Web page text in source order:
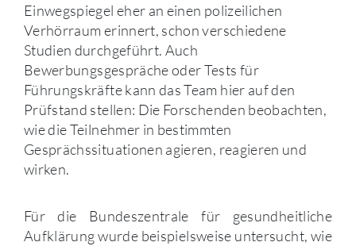
Einwegspiegel eher an einen polizeilichen
Verhörraum erinnert, schon verschiedene
Studien durchgeführt. Auch
Bewerbungsgespräche oder Tests für
Führungskräfte kann das Team hier auf den
Prüfstand stellen: Die Forschenden beobachten,
wie die Teilnehmer in bestimmten
Gesprächssituationen agieren, reagieren und
wirken.
Für die Bundeszentrale für gesundheitliche
Aufklärung wurde beispielsweise untersucht, wie